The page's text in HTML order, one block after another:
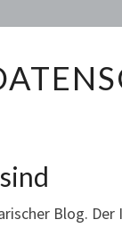
Blog.